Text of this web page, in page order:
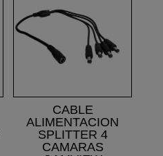
CABLE
ALIMENTACION
SPLITTER 4
CAMARAS